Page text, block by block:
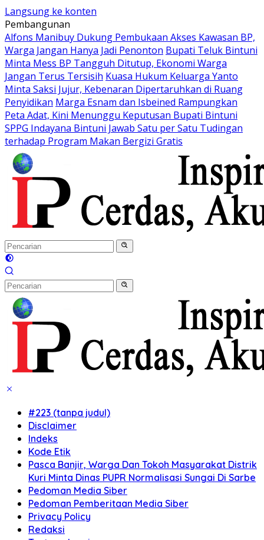
Langsung ke konten
Pembangunan
Alfons Manibuy Dukung Pembukaan Akses Kawasan BP,
Warga Jangan Hanya Jadi Penonton Bupati Teluk Bintuni
Minta Mess BP Tangguh Ditutup, Ekonomi Warga
Jangan Terus Tersisih Kuasa Hukum Keluarga Yanto
Minta Saksi Jujur, Kebenaran Dipertaruhkan di Ruang
Penyidikan Marga Esnam dan Isbeined Rampungkan
Peta Adat, Kini Menunggu Keputusan Bupati Bintuni
SPPG Indayana Bintuni Jawab Satu per Satu Tudingan
terhadap Program Makan Bergizi Gratis
#223 (tanpa judul)
Disclaimer
Indeks
Kode Etik
Pasca Banjir, Warga Dan Tokoh Masyarakat Distrik
Kuri Minta Dinas PUPR Normalisasi Sungai Di Sarbe
Pedoman Media Siber
Pedoman Pemberitaan Media Siber
Privacy Policy
Redaksi